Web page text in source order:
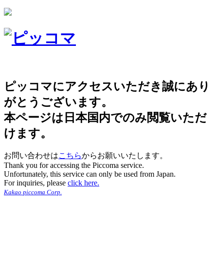
ピッコマにアクセスいただき誠にあり
がとうございます。
本ページは日本国内でのみ閲覧いただ
けます。
お問い合わせはこちらからお願いいたします。
Thank you for accessing the Piccoma service.
Unfortunately, this service can only be used from Japan.
For inquiries, please click here.
Kakao piccoma Corp.